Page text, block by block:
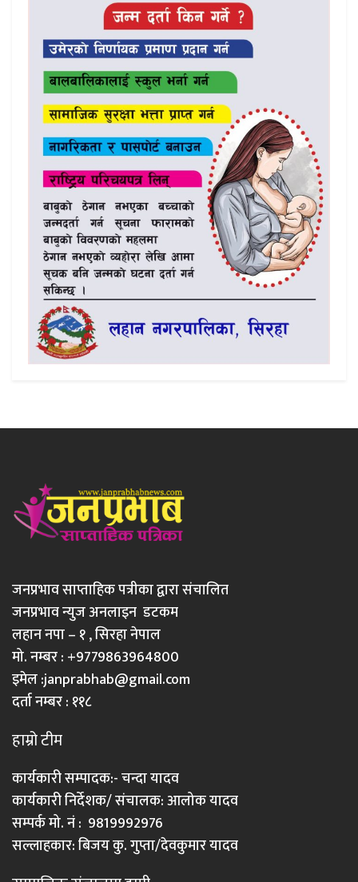
जनप्रभाव साप्ताहिक पत्रीका द्वारा संचालित
जनप्रभाव न्युज अनलाइन डटकम
लहान नपा – १ , सिरहा नेपाल
मो. नम्बर : +9779863964800
इमेल :janprabhab@gmail.com
दर्ता नम्बर : ११८
हाम्रो टीम
कार्यकारी सम्पादक:- चन्दा यादव
कार्यकारी निर्देशक/ संचालक: आलोक यादव
सम्पर्क मो. नं : 9819992976
सल्लाहकार: बिजय कु. गुप्ता/देवकुमार यादव